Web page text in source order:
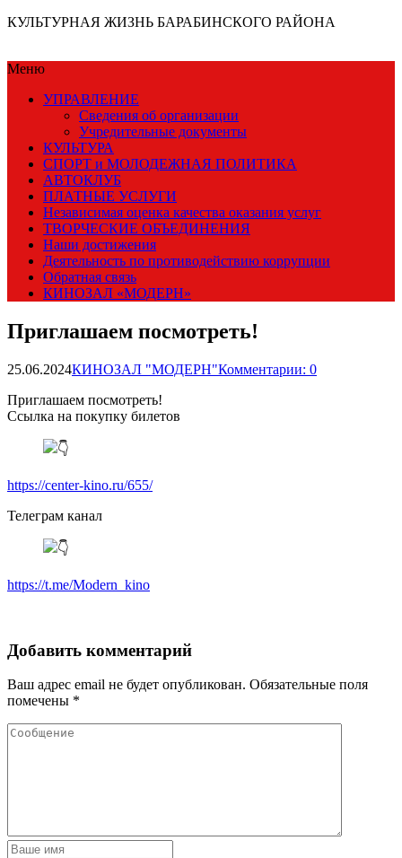
КУЛЬТУРНАЯ ЖИЗНЬ БАРАБИНСКОГО РАЙОНА
Меню
УПРАВЛЕНИЕ
Сведения об организации
Учредительные документы
КУЛЬТУРА
СПОРТ и МОЛОДЕЖНАЯ ПОЛИТИКА
АВТОКЛУБ
ПЛАТНЫЕ УСЛУГИ
Независимая оценка качества оказания услуг
ТВОРЧЕСКИЕ ОБЪЕДИНЕНИЯ
Наши достижения
Деятельность по противодействию коррупции
Обратная связь
КИНОЗАЛ «МОДЕРН»
Приглашаем посмотреть!
25.06.2024КИНОЗАЛ "МОДЕРН"Комментарии: 0
Приглашаем посмотреть!
Ссылка на покупку билетов
https://center-kino.ru/655/
Телеграм канал
https://t.me/Modern_kino
Добавить комментарий
Ваш адрес email не будет опубликован. Обязательные поля
помечены *